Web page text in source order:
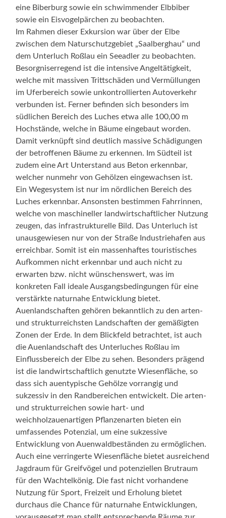
eine Biberburg sowie ein schwimmender Elbbiber
sowie ein Eisvogelpärchen zu beobachten.
Im Rahmen dieser Exkursion war über der Elbe
zwischen dem Naturschutzgebiet „Saalberghau“ und
dem Unterluch Roßlau ein Seeadler zu beobachten.
Besorgniserregend ist die intensive Angeltätigkeit,
welche mit massiven Trittschäden und Vermüllungen
im Uferbereich sowie unkontrollierten Autoverkehr
verbunden ist. Ferner befinden sich besonders im
südlichen Bereich des Luches etwa alle 100,00 m
Hochstände, welche in Bäume eingebaut worden.
Damit verknüpft sind deutlich massive Schädigungen
der betroffenen Bäume zu erkennen. Im Südteil ist
zudem eine Art Unterstand aus Beton erkennbar,
welcher nunmehr von Gehölzen eingewachsen ist.
Ein Wegesystem ist nur im nördlichen Bereich des
Luches erkennbar. Ansonsten bestimmen Fahrrinnen,
welche von maschineller landwirtschaftlicher Nutzung
zeugen, das infrastrukturelle Bild. Das Unterluch ist
unausgewiesen nur von der Straße Industriehafen aus
erreichbar. Somit ist ein massenhaftes touristisches
Aufkommen nicht erkennbar und auch nicht zu
erwarten bzw. nicht wünschenswert, was im
konkreten Fall ideale Ausgangsbedingungen für eine
verstärkte naturnahe Entwicklung bietet.
Auenlandschaften gehören bekanntlich zu den arten-
und strukturreichsten Landschaften der gemäßigten
Zonen der Erde. In dem Blickfeld betrachtet, ist auch
die Auenlandschaft des Unterluches Roßlau im
Einflussbereich der Elbe zu sehen. Besonders prägend
ist die landwirtschaftlich genutzte Wiesenfläche, so
dass sich auentypische Gehölze vorrangig und
sukzessiv in den Randbereichen entwickelt. Die arten-
und strukturreichen sowie hart- und
weichholzauenartigen Pflanzenarten bieten ein
umfassendes Potenzial, um eine sukzessive
Entwicklung von Auenwaldbeständen zu ermöglichen.
Auch eine verringerte Wiesenfläche bietet ausreichend
Jagdraum für Greifvögel und potenziellen Brutraum
für den Wachtelkönig. Die fast nicht vorhandene
Nutzung für Sport, Freizeit und Erholung bietet
durchaus die Chance für naturnahe Entwicklungen,